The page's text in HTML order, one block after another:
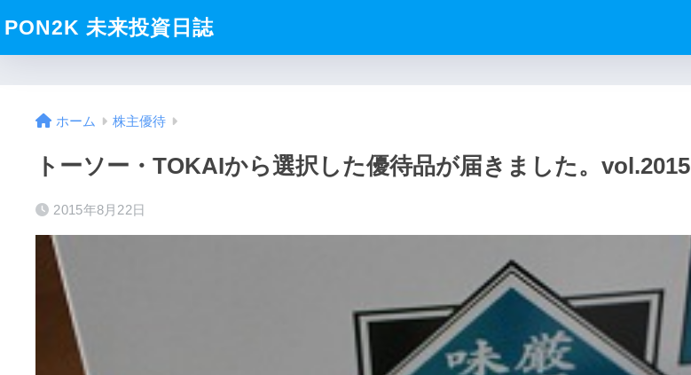
PON2K 未来投資日誌
ホーム 株主優待
トーソー・TOKAIから選択した優待品が届きました。vol.2015
2015年8月22日